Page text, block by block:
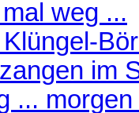
weg ...
im
...